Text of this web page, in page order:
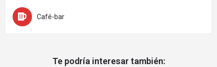
Café-bar
Te podría interesar también: